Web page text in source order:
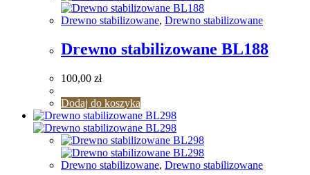
Drewno stabilizowane, Drewno stabilizowane
Drewno stabilizowane BL188
100,00 zł
Dodaj do koszyka
Drewno stabilizowane, Drewno stabilizowane